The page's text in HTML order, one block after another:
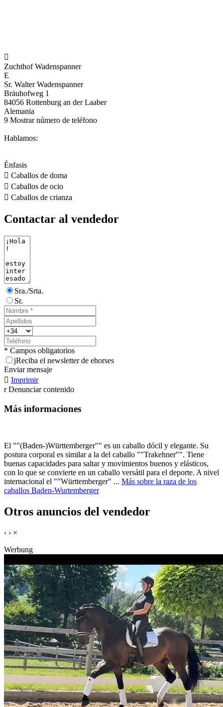

Zuchthof Wadenspanner
E
Sr. Walter Wadenspanner
Bräuhofweg 1
84056 Rottenburg an der Laaber
Alemania
9 Mostrar número de teléfono
Hablamos:
Énfasis
 Caballos de doma
 Caballos de ocio
 Caballos de crianza
Contactar al vendedor
Sra./Srta.
Sr.
* Campos obligatorios
jReciba el newsletter de ehorses
Enviar mensaje
 Imprimir
r Denunciar contenido
Más informaciones
El ""(Baden-)Württemberger"" es un caballo dócil y elegante. Su
postura corporal es similar a la del caballo ""Trakehner"". Tiene
buenas capacidades para saltar y movimientos buenos y elásticos,
con lo que se convierte en un caballo versátil para el deporte. A nivel
internacional el ""Württemberger" ... Más sobre la raza de los
caballos Baden-Wurtemberger
Otros anuncios del vendedor
‹ › ×
Werbung